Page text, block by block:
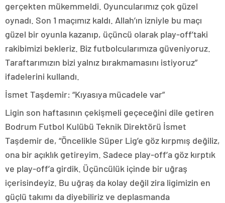
gerçekten mükemmeldi. Oyuncularımız çok güzel
oynadı. Son 1 maçımız kaldı. Allah’ın izniyle bu maçı
güzel bir oyunla kazanıp, üçüncü olarak play-off’taki
rakibimizi bekleriz. Biz futbolcularımıza güveniyoruz.
Taraftarımızın bizi yalnız bırakmamasını istiyoruz”
ifadelerini kullandı.
İsmet Taşdemir: “Kıyasıya mücadele var”
Ligin son haftasının çekişmeli geçeceğini dile getiren
Bodrum Futbol Kulübü Teknik Direktörü İsmet
Taşdemir de, “Öncelikle Süper Lig’e göz kırpmış değiliz,
ona bir açıklık getireyim. Sadece play-off’a göz kırptık
ve play-off’a girdik. Üçüncülük içinde bir uğraş
içerisindeyiz. Bu uğraş da kolay değil zira ligimizin en
güçlü takımı da diyebiliriz ve deplasmanda